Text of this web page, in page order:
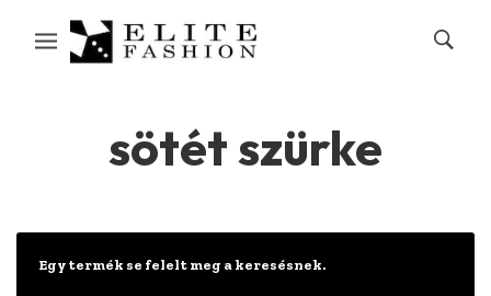
sötét szürke
Egy termék se felelt meg a keresésnek.